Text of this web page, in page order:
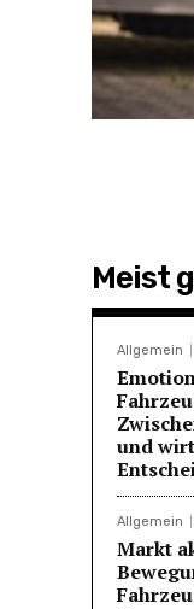
Meist
Allgemein
und
Allgemein
Markt